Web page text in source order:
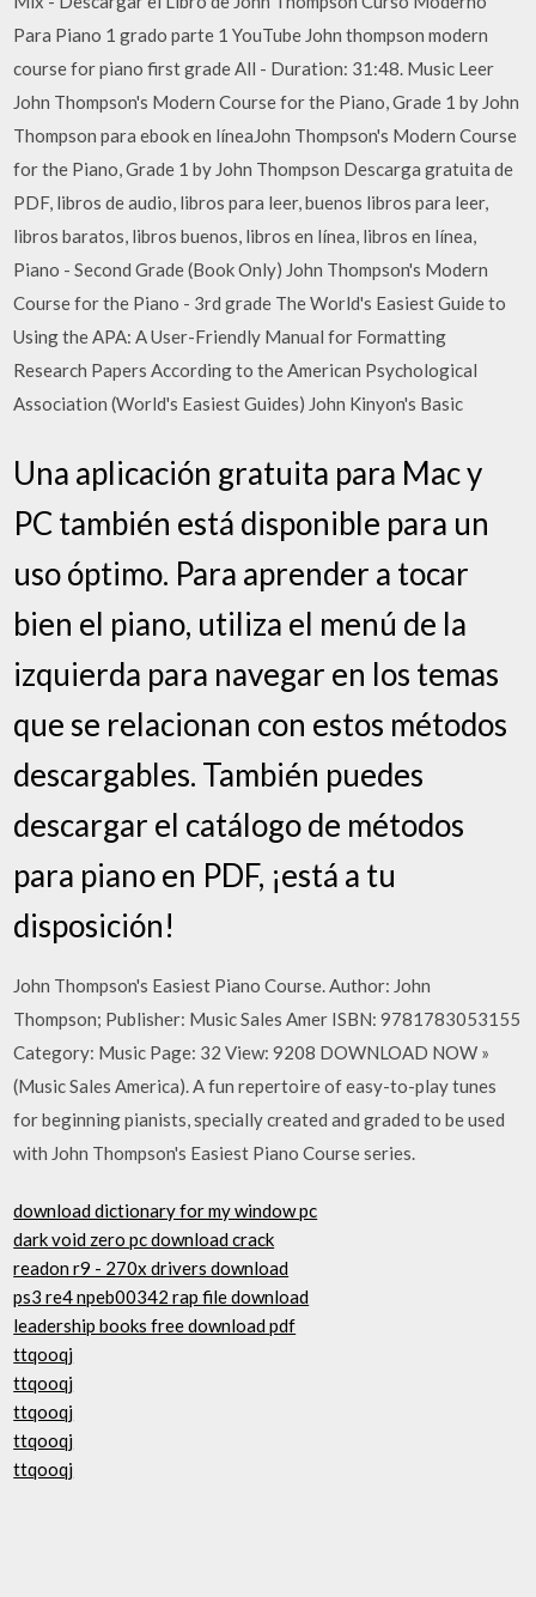
Para Piano 1 grado parte 1 YouTube John thompson modern
course for piano first grade All - Duration: 31:48. Music Leer
John Thompson's Modern Course for the Piano, Grade 1 by John
Thompson para ebook en líneaJohn Thompson's Modern Course
for the Piano, Grade 1 by John Thompson Descarga gratuita de
PDF, libros de audio, libros para leer, buenos libros para leer,
libros baratos, libros buenos, libros en línea, libros en línea,
Piano - Second Grade (Book Only) John Thompson's Modern
Course for the Piano - 3rd grade The World's Easiest Guide to
Using the APA: A User-Friendly Manual for Formatting
Research Papers According to the American Psychological
Association (World's Easiest Guides) John Kinyon's Basic
Una aplicación gratuita para Mac y
PC también está disponible para un
uso óptimo. Para aprender a tocar
bien el piano, utiliza el menú de la
izquierda para navegar en los temas
que se relacionan con estos métodos
descargables. También puedes
descargar el catálogo de métodos
para piano en PDF, ¡está a tu
disposición!
John Thompson's Easiest Piano Course. Author: John
Thompson; Publisher: Music Sales Amer ISBN: 9781783053155
Category: Music Page: 32 View: 9208 DOWNLOAD NOW »
(Music Sales America). A fun repertoire of easy-to-play tunes
for beginning pianists, specially created and graded to be used
with John Thompson's Easiest Piano Course series.
download dictionary for my window pc
dark void zero pc download crack
readon r9 - 270x drivers download
ps3 re4 npeb00342 rap file download
leadership books free download pdf
ttqooqj
ttqooqj
ttqooqj
ttqooqj
ttqooqj